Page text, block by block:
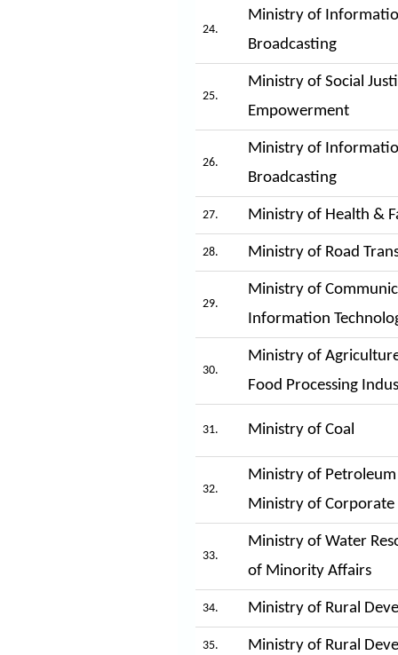
24.
Ministry of
Broadcasting
25.
Ministry of Social
Empowerment
26.
Ministry of
Broadcasting
27. Ministry of Health &
28. Ministry of Road
29.
Ministry of
Information
30.
Ministry of
Food Processing
31. Ministry of Coal
32.
Ministry of
Ministry of Corporate
33.
Ministry of Water
of Minority Affairs
34. Ministry of Rural
35. Ministry of Rural